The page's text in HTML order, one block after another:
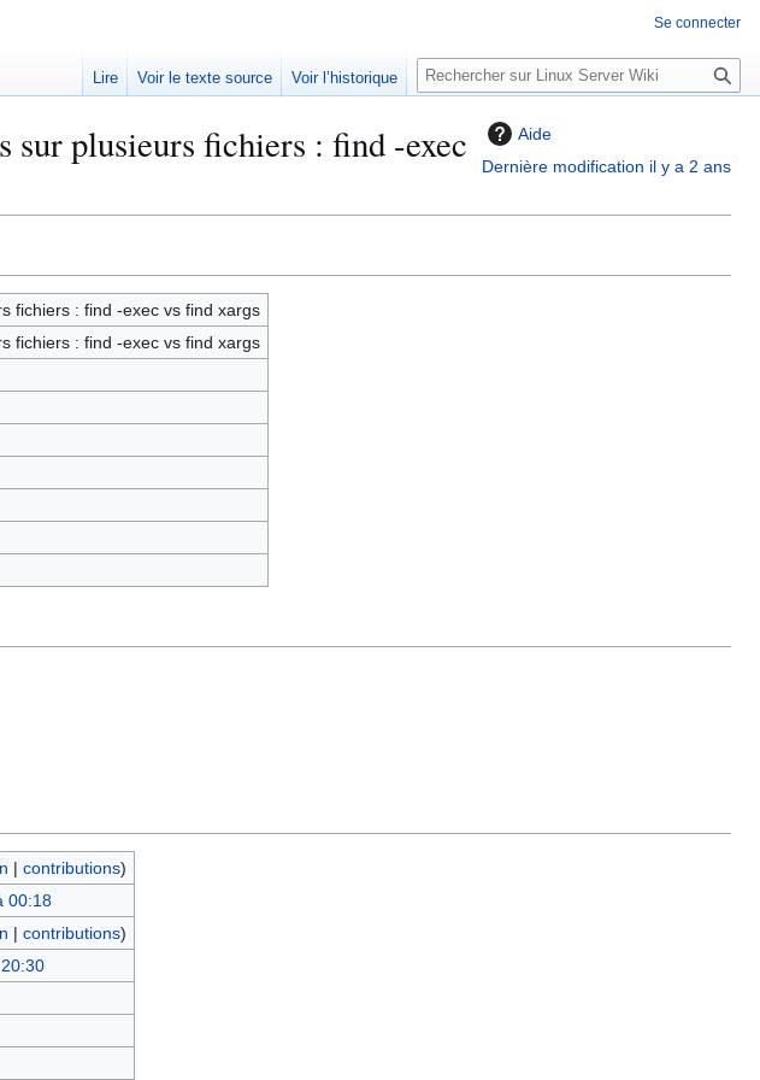
Aide
Dernière modification il y a 2 ans
sur plusieurs fichiers : find -exec
fichiers : find -exec vs find xargs
fichiers : find -exec vs find xargs
| contributions)
00:18
| contributions)
Se connecter
Lire Voir le texte source Voir l’historique
R
e
h